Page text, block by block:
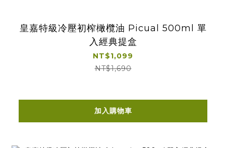
皇嘉特級冷壓初榨橄欖油 Picual 500ml 單
入經典提盒
NT$1,099
NT$1,690
加入購物車